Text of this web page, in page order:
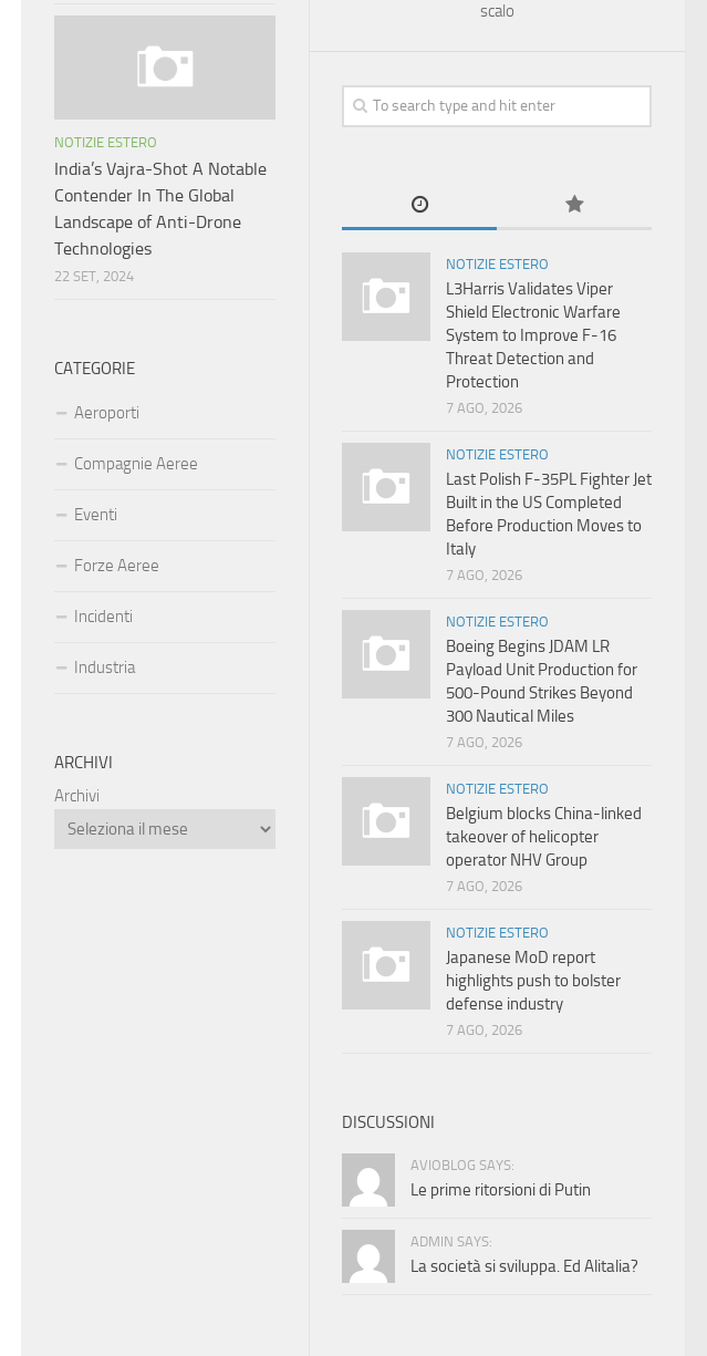
scalo
NOTIZIE ESTERO
L3Harris Validates Viper
Shield Electronic Warfare
System to Improve F-16
Threat Detection and
Protection
7 AGO, 2026
NOTIZIE ESTERO
Last Polish F-35PL Fighter Jet
Built in the US Completed
Before Production Moves to
Italy
7 AGO, 2026
NOTIZIE ESTERO
Boeing Begins JDAM LR
Payload Unit Production for
500-Pound Strikes Beyond
300 Nautical Miles
7 AGO, 2026
NOTIZIE ESTERO
Belgium blocks China-linked
takeover of helicopter
operator NHV Group
7 AGO, 2026
NOTIZIE ESTERO
Japanese MoD report
highlights push to bolster
defense industry
7 AGO, 2026
DISCUSSIONI
AVIOBLOG SAYS:
Le prime ritorsioni di Putin
ADMIN SAYS:
La società si sviluppa. Ed Alitalia?
NOTIZIE ESTERO
India’s Vajra-Shot A Notable
Contender In The Global
Landscape of Anti-Drone
Technologies
22 SET, 2024
CATEGORIE
Aeroporti
Compagnie Aeree
Eventi
Forze Aeree
Incidenti
Industria
ARCHIVI
Archivi